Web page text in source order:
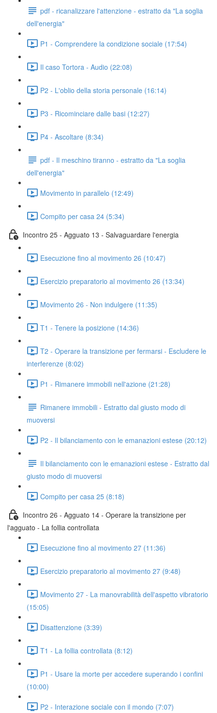
pdf - ricanalizzare l'attenzione - estratto da "La soglia
dell'energia"
P1 - Comprendere la condizione sociale (17:54)
Il caso Tortora - Audio (22:08)
P2 - L'oblio della storia personale (16:14)
P3 - Ricominciare dalle basi (12:27)
P4 - Ascoltare (8:34)
pdf - Il meschino tiranno - estratto da "La soglia
dell'energia"
Movimento in parallelo (12:49)
Compito per casa 24 (5:34)
Incontro 25 - Agguato 13 - Salvaguardare l'energia
Esecuzione fino al movimento 26 (10:47)
Esercizio preparatorio al movimento 26 (13:34)
Movimento 26 - Non indulgere (11:35)
T1 - Tenere la posizione (14:36)
T2 - Operare la transizione per fermarsi - Escludere le
interferenze (8:02)
P1 - Rimanere immobili nell'azione (21:28)
Rimanere immobili - Estratto dal giusto modo di
muoversi
P2 - Il bilanciamento con le emanazioni estese (20:12)
Il bilanciamento con le emanazioni estese - Estratto dal
giusto modo di muoversi
Compito per casa 25 (8:18)
Incontro 26 - Agguato 14 - Operare la transizione per
l'agguato - La follia controllata
Esecuzione fino al movimento 27 (11:36)
Esercizio preparatorio al movimento 27 (9:48)
Movimento 27 - La manovrabilità dell'aspetto vibratorio
(15:05)
Disattenzione (3:39)
T1 - La follia controllata (8:12)
P1 - Usare la morte per accedere superando i confini
(10:00)
P2 - Interazione sociale con il mondo (7:07)